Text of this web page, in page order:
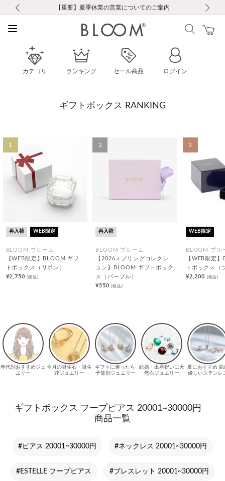
お修理・アフターサービスのご案内
【重要】令和８年熊本地震に伴う集配への影響について
【重要】ギフトラッピング料金改定および仕様変更のお知らせ
【重要】夏季休業の営業についてのご案内
税込5,500円以上で送料無料｜最短24時間以内に発送
新規会員登録で1000ポイントプレゼント！
新規LINE友だち登録で500円クーポンプレゼント
会員限定！レビュー投稿で100ポイントプレゼント
お修理・アフターサービスのご案内
【重要】令和８年熊本地震に伴う集配への影響について
カテゴリ ランキング セール商品 ログイン
ギフトボックス RANKING
1
再入荷 WEB限定
BLOOM ブルーム
【WEB限定】BLOOM ギフ
トボックス（リボン）
¥2,750(税込)
2
再入荷
BLOOM ブルーム
【2026スプリングコレクシ
ョン】BLOOM ギフトボック
ス（パープル）
¥550(税込)
3
WEB限定
BLOOM ブル
【WEB限定
トボックス（
¥2,200 (税込)
ギフトボックス フープピアス 20001~30000円
商品一覧
#ピアス 20001~30000円 #ネックレス 20001~30000円
#ESTELLE フープピアス #ブレスレット 20001~30000円